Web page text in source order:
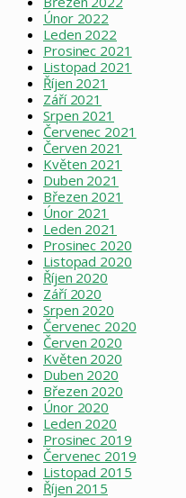
Únor 2022
Leden 2022
Prosinec 2021
Listopad 2021
Říjen 2021
Září 2021
Srpen 2021
Červenec 2021
Červen 2021
Květen 2021
Duben 2021
Březen 2021
Únor 2021
Leden 2021
Prosinec 2020
Listopad 2020
Říjen 2020
Září 2020
Srpen 2020
Červenec 2020
Červen 2020
Květen 2020
Duben 2020
Březen 2020
Únor 2020
Leden 2020
Prosinec 2019
Červenec 2019
Listopad 2015
Říjen 2015